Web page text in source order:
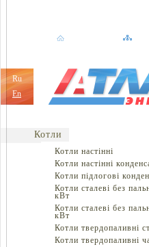
Ru
En
Котли
Котли настінні
Котли настінні
Котли підлогові
Котли сталеві без
кВт
Котли сталеві без
кВт
Котли твердопаливні
Котли твердопаливні